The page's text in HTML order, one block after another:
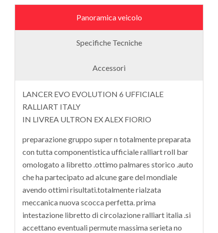
Panoramica veicolo
Specifiche Tecniche
Accessori
LANCER EVO EVOLUTION 6 UFFICIALE
RALLIART ITALY
IN LIVREA ULTRON EX ALEX FIORIO
preparazione gruppo super n totalmente preparata
con tutta componentistica ufficiale ralliart roll bar
omologato a libretto .ottimo palmares storico .auto
che ha partecipato ad alcune gare del mondiale
avendo ottimi risultati.totalmente rialzata
meccanica nuova scocca perfetta. prima
intestazione libretto di circolazione ralliart italia .si
accettano eventuali permute massima serieta no